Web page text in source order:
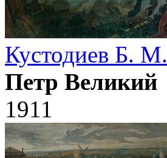
Кустодиев Б. М.
Петр Великий
1911